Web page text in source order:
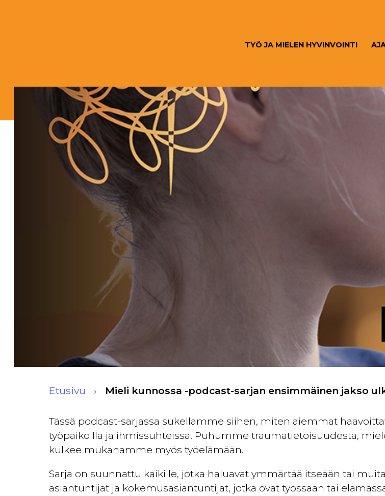
TYÖ JA MIELEN HYVINVOINTI
Etusivu Mieli kunnossa -podcast-sarjan ensimmäinen jakso
Tässä podcast-sarjassa sukellamme siihen, miten aiemmat
työpaikoilla ja ihmissuhteissa. Puhumme traumatietoisuudesta,
kulkee mukanamme myös työelämään.
Sarja on suunnattu kaikille, jotka haluavat ymmärtää itseään tai
asiantuntijat ja kokemusasiantuntijat, jotka ovat työssään tai